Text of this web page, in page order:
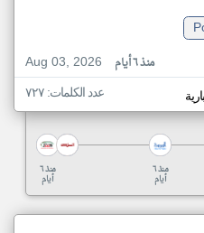
Aug 03, 2026
منذ ٦ أيام
عدد الكلمات: ٧٢٧
منذ ٦
أيام
منذ ٦
أيام